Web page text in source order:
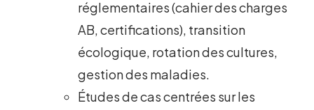
réglementaires (cahier des charges
AB, certifications), transition
écologique, rotation des cultures,
gestion des maladies.
Études de cas centrées sur les